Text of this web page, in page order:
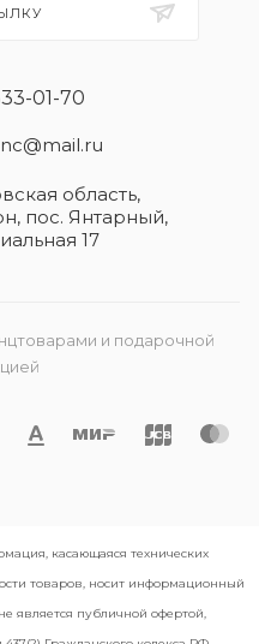
01-70
область​,
пос. Янтарный,
17
и подарочной
касающаяся технических
товаров, носит информационный
является публичной офертой,